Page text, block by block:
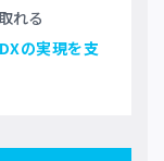
れる
の実現を支